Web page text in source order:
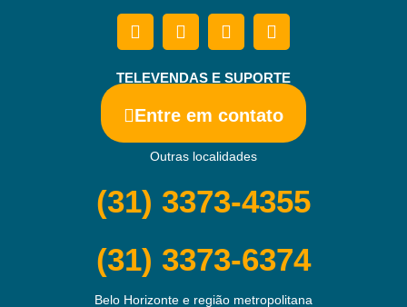
TELEVENDAS E SUPORTE
Entre em contato
Outras localidades
(31) 3373-4355
(31) 3373-6374
Belo Horizonte e região metropolitana